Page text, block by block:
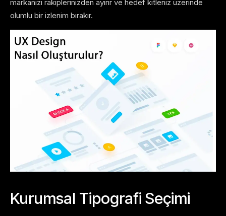
markanızı rakiplerinizden ayırır ve hedef kitleniz üzerinde
olumlu bir izlenim bırakır.
Kurumsal Tipografi Seçimi